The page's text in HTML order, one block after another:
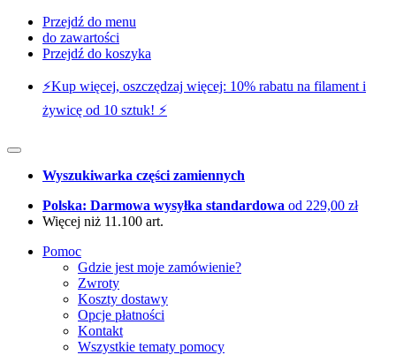
Przejdź do menu
do zawartości
Przejdź do koszyka
⚡️Kup więcej, oszczędzaj więcej: 10% rabatu na filament i
żywicę od 10 sztuk! ⚡️
Wyszukiwarka części zamiennych
Polska: Darmowa wysyłka standardowa od 229,00 zł
Więcej niż 11.100 art.
Pomoc
Gdzie jest moje zamówienie?
Zwroty
Koszty dostawy
Opcje płatności
Kontakt
Wszystkie tematy pomocy